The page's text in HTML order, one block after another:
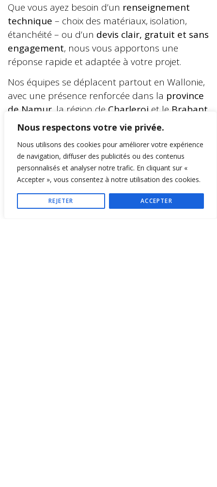
Nous respectons votre vie privée.
Nous utilisons des cookies pour améliorer votre expérience
de navigation, diffuser des publicités ou des contenus
personnalisés et analyser notre trafic. En cliquant sur «
Accepter », vous consentez à notre utilisation des cookies.
REJETER ACCEPTER
Que vous ayez besoin d’un renseignement
technique – choix des matériaux, isolation,
étanchéité – ou d’un devis clair, gratuit et sans
engagement, nous vous apportons une
réponse rapide et adaptée à votre projet.
Nos équipes se déplacent partout en Wallonie,
avec une présence renforcée dans la province
de Namur , la région de Charleroi et le Brabant
wallon.